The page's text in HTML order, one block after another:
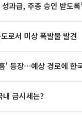
과급, 주총 승인 받도
로서 미상 폭발물 발견
' 등장…예상 경로에 한
금시세는?